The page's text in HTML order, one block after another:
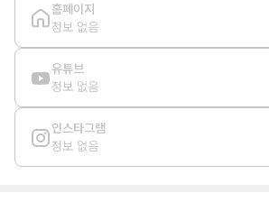
홈페이지
정보 없음
유튜브
정보 없음
인스타그램
정보 없음